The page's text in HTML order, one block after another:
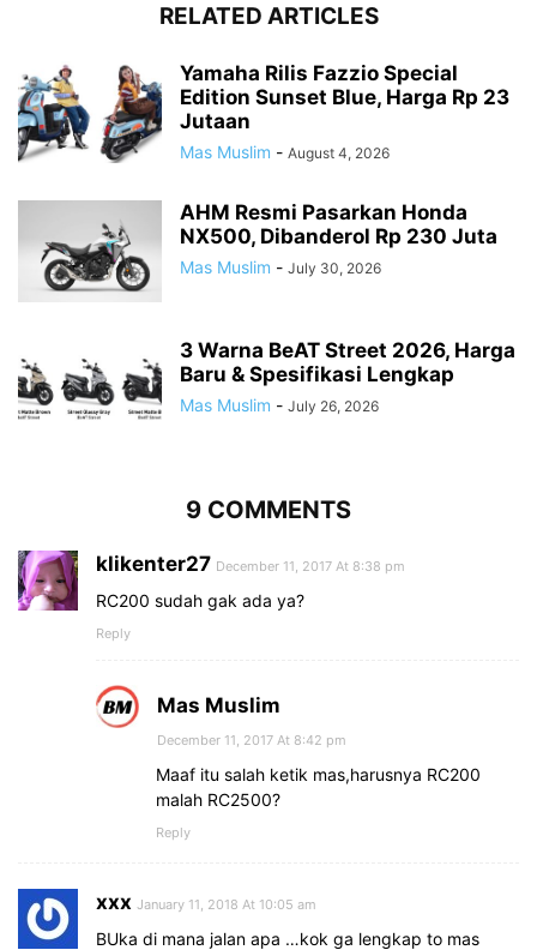
RELATED ARTICLES
Yamaha Rilis Fazzio Special
Edition Sunset Blue, Harga Rp 23
Jutaan
Mas Muslim - August 4, 2026
AHM Resmi Pasarkan Honda
NX500, Dibanderol Rp 230 Juta
Mas Muslim - July 30, 2026
3 Warna BeAT Street 2026, Harga
Baru & Spesifikasi Lengkap
Mas Muslim - July 26, 2026
9 COMMENTS
klikenter27 December 11, 2017 At 8:38 pm
RC200 sudah gak ada ya?
Reply
Mas Muslim
December 11, 2017 At 8:42 pm
Maaf itu salah ketik mas,harusnya RC200
malah RC2500?
Reply
xxx January 11, 2018 At 10:05 am
BUka di mana jalan apa …kok ga lengkap to mas